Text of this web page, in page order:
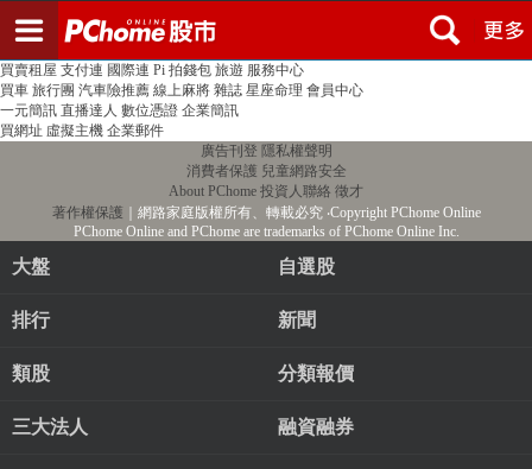
PChome首頁 線上購物 24h購物 書店
買賣租屋 支付連 國際連 Pi 拍錢包 旅遊 服務中心
買車 旅行團 汽車險推薦 線上麻將 雜誌 星座命理 會員中心
一元簡訊 直播達人 數位憑證 企業簡訊
買網址 虛擬主機 企業郵件
廣告刊登 隱私權聲明
消費者保護 兒童網路安全
About PChome 投資人聯絡 徵才
著作權保護 ｜網路家庭版權所有、轉載必究‧Copyright PChome Online
PChome Online and PChome are trademarks of PChome Online Inc.
大盤 自選股
排行 新聞
類股 分類報價
三大法人 融資融券